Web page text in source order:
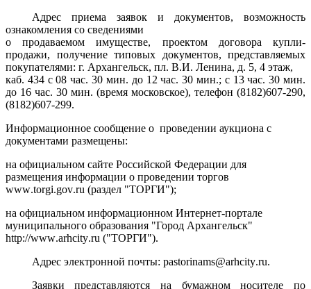
Адрес приема заявок и документов, возможность
ознакомления со сведениями
о продаваемом имуществе, проектом договора купли-
продажи, получение типовых документов, представляемых
покупателями: г. Архангельск, пл. В.И. Ленина, д. 5, 4 этаж,
каб. 434 с 08 час. 30 мин. до 12 час. 30 мин.; с 13 час. 30 мин.
до 16 час. 30 мин. (время московское), телефон (8182)607-290,
(8182)607-299.
Информационное сообщение о проведении аукциона с
документами размещены:
на официальном сайте Российской Федерации для
размещения информации о проведении торгов
www.torgi.gov.ru (раздел "ТОРГИ");
на официальном информационном Интернет-портале
муниципального образования "Город Архангельск"
http://www.arhcity.ru ("ТОРГИ").
Адрес электронной почты: pastorinams@arhcity.ru.
Заявки представляются на бумажном носителе по